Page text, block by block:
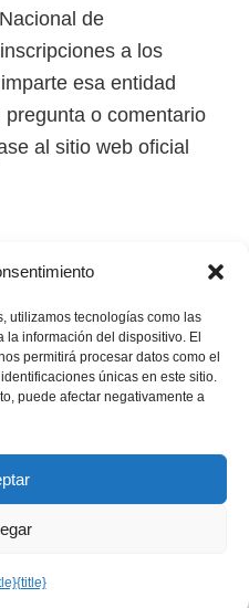
de
a los
esa entidad
o comentario
al sitio web oficial
sus respectivos
·
utilizamos tecnologías como las
información del dispositivo. El
permitirá procesar datos como el
únicas en este sitio.
puede afectar negativamente a
{title}